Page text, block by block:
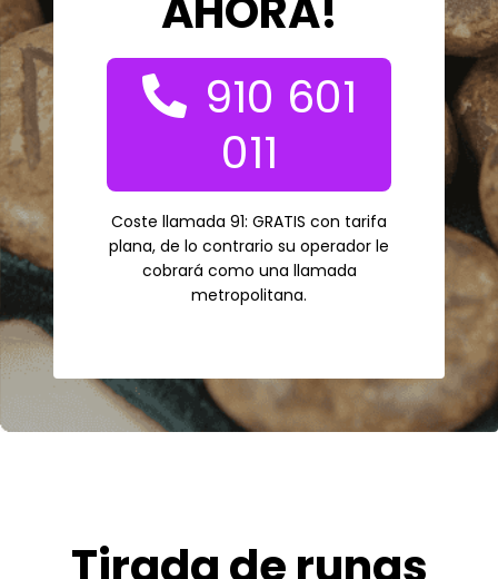
910 601
011
Coste llamada 91: GRATIS con tarifa
plana, de lo contrario su operador le
cobrará como una llamada
metropolitana.
Tirada de runas